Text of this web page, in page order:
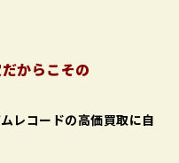
からこその
レコードの高価買取に自